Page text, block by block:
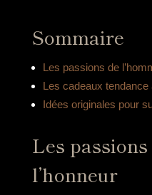
Sommaire
Les passions de
Les cadeaux tendance
Idées originales pour
Les passions
l’honneur